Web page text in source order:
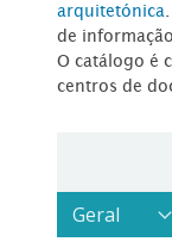
arquitetónica
de
O catálogo é
centros de